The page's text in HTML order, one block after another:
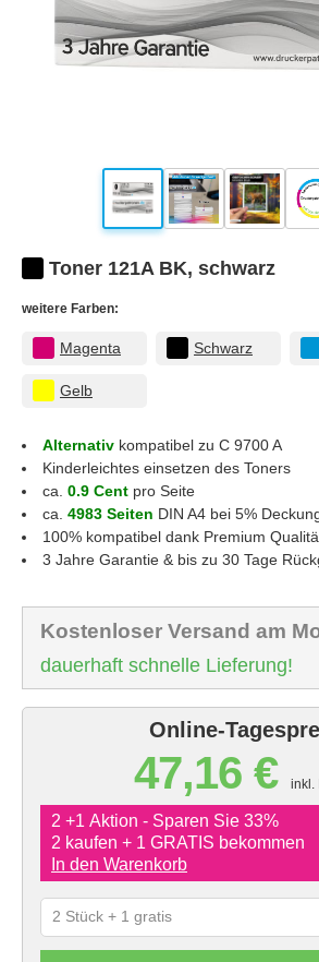
Toner 121A BK, schwarz
weitere Farben:
Magenta Schwarz
Gelb
Alternativ kompatibel zu C 9700 A
Kinderleichtes einsetzen des Toners
ca. 0.9 Cent pro Seite
ca. 4983 Seiten DIN A4 bei 5%
100% kompatibel dank Premium
3 Jahre Garantie & bis zu 30 Tage
Kostenloser Versand am
dauerhaft schnelle Lieferung!
Online-
47,16 € inkl.
2 +1 Aktion - Sparen Sie 33%
2 kaufen + 1 GRATIS bekommen
In den Warenkorb